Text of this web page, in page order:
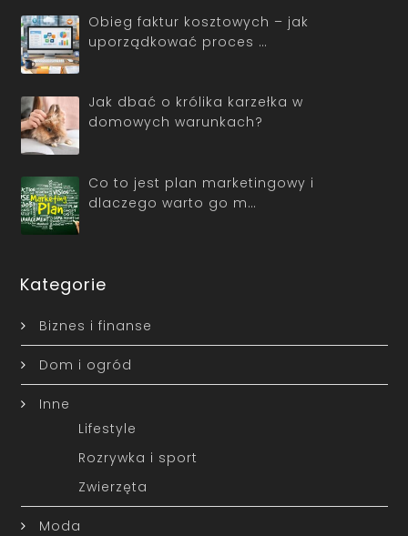
Obieg faktur kosztowych – jak
uporządkować proces …
Jak dbać o królika karzełka w
domowych warunkach?
Co to jest plan marketingowy i
dlaczego warto go m…
Kategorie
Biznes i finanse
Dom i ogród
Inne
Lifestyle
Rozrywka i sport
Zwierzęta
Moda